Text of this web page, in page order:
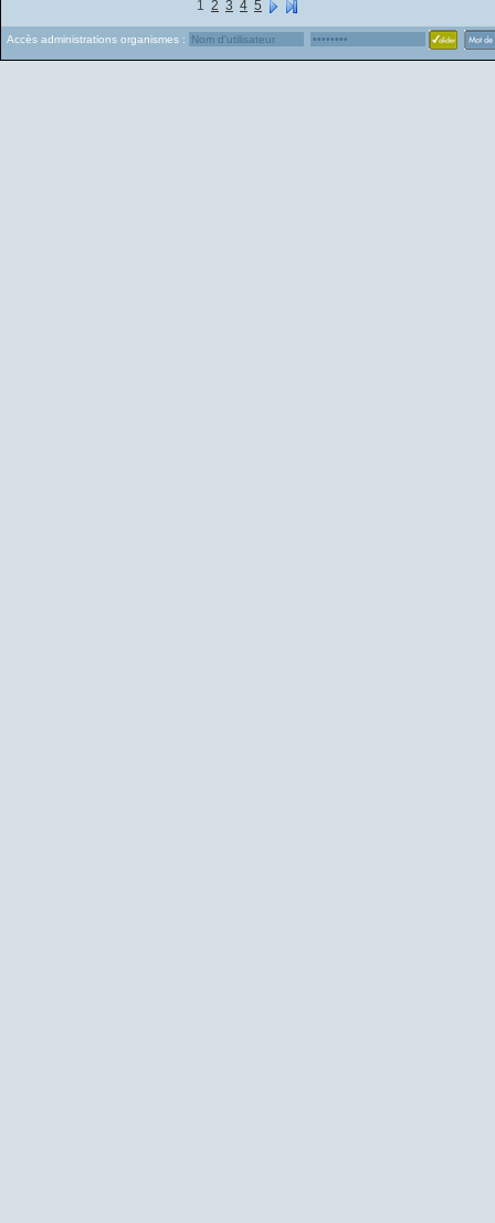
1 2 3 4 5
Accès administrations organismes :